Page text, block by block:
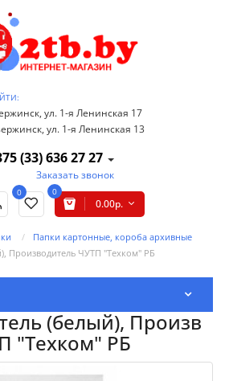
ул. 1-я Ленинская 17
ул. 1-я Ленинская 13
(33) 636 27 27
Заказать звонок
0 0
0.00р.
Папки картонные, короба архивные
Производитель ЧУТП "Техком" РБ
(белый), Произв
"Техком" РБ